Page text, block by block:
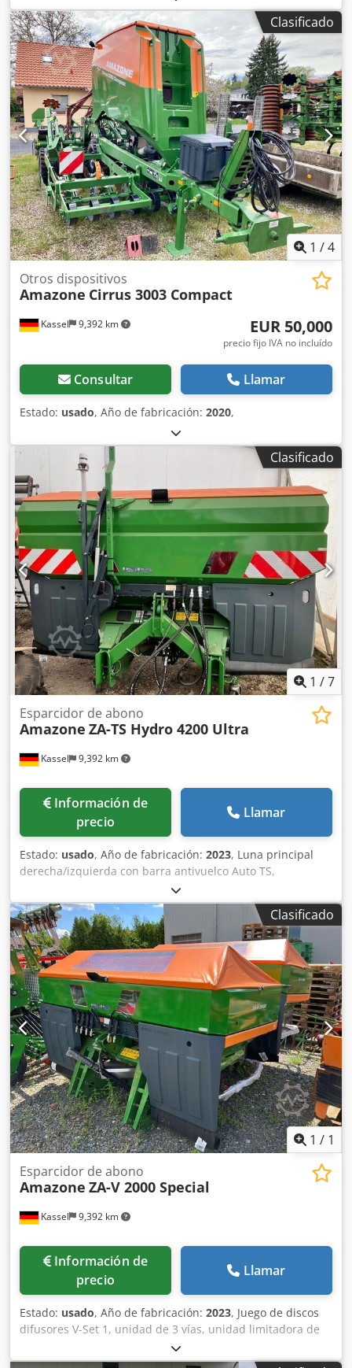
Sensor de inclinación para sistema de pesaje FlowCheck
Alfombrillas EasyCheck, 16 unidades / pieza Guardabarros
en L y escaleras Iluminación LED Lona enrollable de
cobertura L / Juego de palas esparcidoras TS Crodpfx Ajrxr
Uyjbpsf
Clasificado
1 /4
Kassel 9,392 km
Otros dispositivos
Amazone Cirrus 3003 Compact
EUR 50,000
precio fijo IVA no incluído
Consultar Llamar
Estado: usado, Año de fabricación: 2020,
Clasificado
1 /7
Kassel 9,392 km
Esparcidor de abono
Amazone ZA-TS Hydro 4200 Ultra
Información de
precio
Llamar
Estado: usado, Año de fabricación: 2023, Luna principal
derecha/izquierda con barra antivuelco Auto TS,
dispositivo parcial / abatible, montado de fábrica. Sensor
de inclinación para sistema de pesaje electrónico / ajuste
del sistema de guía. Componentes de instalación para
sistema de pesaje profesional para dispositivos base ZA
LED / iluminación trasera manual. Codpfx Aet A Udgjbpsrf
Clasificado
1 / 1
Kassel 9,392 km
Esparcidor de abono
Amazone ZA-V 2000 Special
Información de
precio
Llamar
Estado: usado, Año de fabricación: 2023, Juego de discos
difusores V-Set 1, unidad de 3 vías, unidad limitadora de
esparcido Limiter V / barra de protección tubular S,
dispositivo de rodillos enchufable, mecanismo de